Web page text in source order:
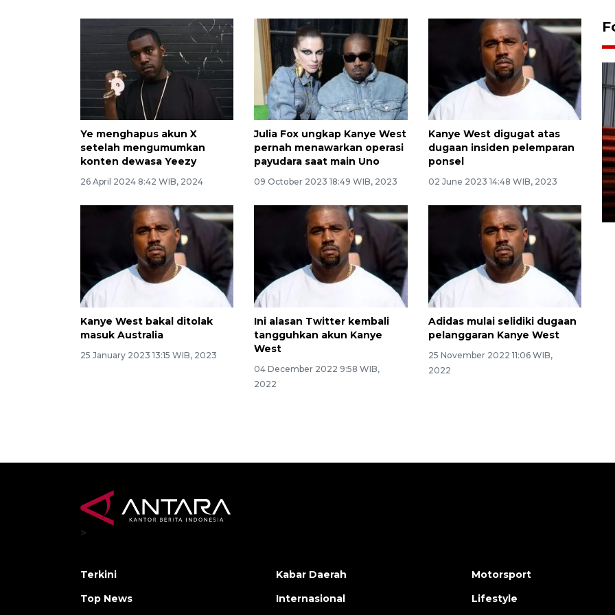
Ye menghapus akun X
setelah mengumumkan
konten dewasa Yeezy
26 April 2024 8:42 WIB, 2024
Julia Fox ungkap Kanye West
pernah menawarkan operasi
payudara saat main Uno
09 October 2023 18:49 WIB, 2023
Kanye West digugat atas
dugaan insiden pelemparan
ponsel
02 June 2023 14:48 WIB, 2023
Kanye West bakal ditolak
masuk Australia
25 January 2023 13:15 WIB, 2023
Ini alasan Twitter kembali
tangguhkan akun Kanye
West
04 December 2022 9:58 WIB,
2022
Adidas mulai selidiki dugaan
pelanggaran Kanye West
25 November 2022 11:06 WIB,
2022
Prediksi puncak musim
kemarau di Kalimantan
Tengah
22 July 2026 17:18 WIB
>
Terkini
Top News
Kabar Daerah
Internasional
Motorsport
Lifestyle